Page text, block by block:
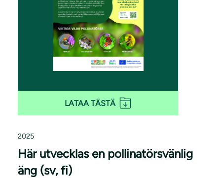
LATAA TÄSTÄ
2025
Här utvecklas en pollinatörsvänlig
äng (sv, fi)